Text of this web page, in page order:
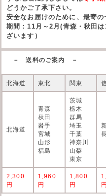
どうかご了承下さい。
安全なお届けのために、最寄
期間：11月～2月(青森・秋田
ざいます）
－ 送料のご案内 －
北海道 東北 関東
北海道
青森
秋田
岩手
宮城
山形
福島
茨城
栃木
群馬
埼玉
千葉
神奈川
山梨
東京
2,300
円
1,960
円
1,800
円
円